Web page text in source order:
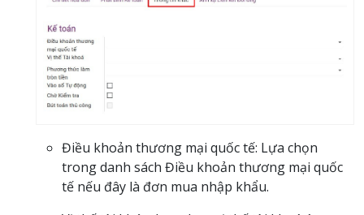
Điều khoản thương mại quốc tế: Lựa chọn
trong danh sách Điều khoản thương mại quốc
tế nếu đây là đơn mua nhập khẩu.